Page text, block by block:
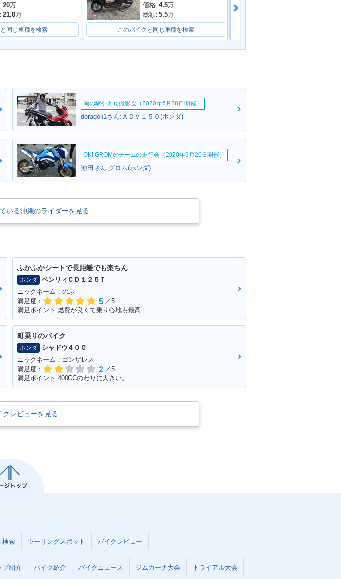
20万
21.8万
同じ車種を検索
価格: 4.5万
総額: 5.5万
このバイクと同じ車種を検索
南の駅やえせ撮影会（2020年6月28日開催）
doragon1さん:ＡＤＶ１５０(ホンダ)
OKI GROMerチームの走行会（2020年9月20日開催）
池田さん:グロム(ホンダ)
いる沖縄のライダーを見る
ふかふかシートで長距離でも楽ちん
ホンダ
ベンリィＣＤ１２５Ｔ
ニックネーム：のぶ
満足度：
5 ／5
満足ポイント:燃費が良くて乗り心地も最高
町乗りのバイク
ホンダ
シャドウ４００
ニックネーム：ゴンザレス
満足度：
2 ／5
満足ポイント:400CCのわりに大きい。
クレビューを見る
検索 ツーリングスポット バイクレビュー
プ紹介 バイク紹介 バイクニュース ジムカーナ大会 トライアル大会